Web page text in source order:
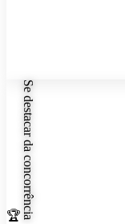
🏆 Se destacar da concorrência